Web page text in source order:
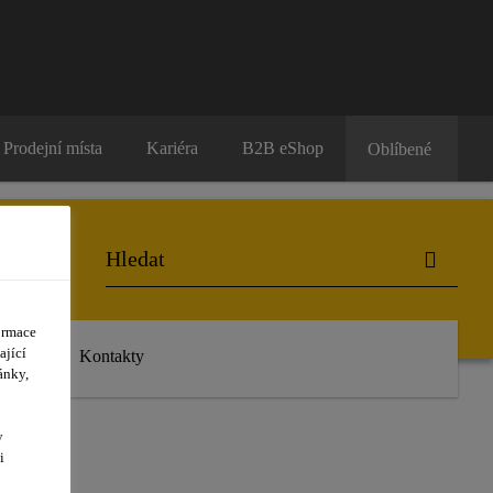
Prodejní místa Kariéra B2B eShop Oblíbené
Kontakty